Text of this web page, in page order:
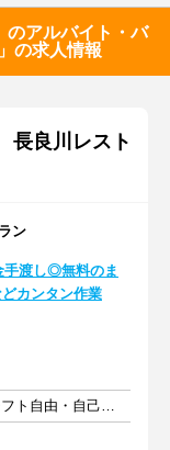
のアルバイト・バ
の求人情報
長良川レスト
ン
手渡し◎無料のま
カンタン作業
週1日以上 1日2時間以上 シフト自由・自己申告